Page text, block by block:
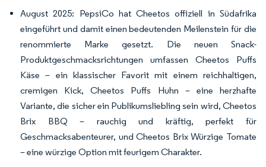
August 2025: PepsiCo hat Cheetos offiziell in Südafrika
eingeführt und damit einen bedeutenden Meilenstein für die
renommierte Marke gesetzt. Die neuen Snack-
Produktgeschmacksrichtungen umfassen Cheetos Puffs
Käse – ein klassischer Favorit mit einem reichhaltigen,
cremigen Kick, Cheetos Puffs Huhn – eine herzhafte
Variante, die sicher ein Publikumsliebling sein wird, Cheetos
Brix BBQ – rauchig und kräftig, perfekt für
Geschmacksabenteurer, und Cheetos Brix Würzige Tomate
– eine würzige Option mit feurigem Charakter.